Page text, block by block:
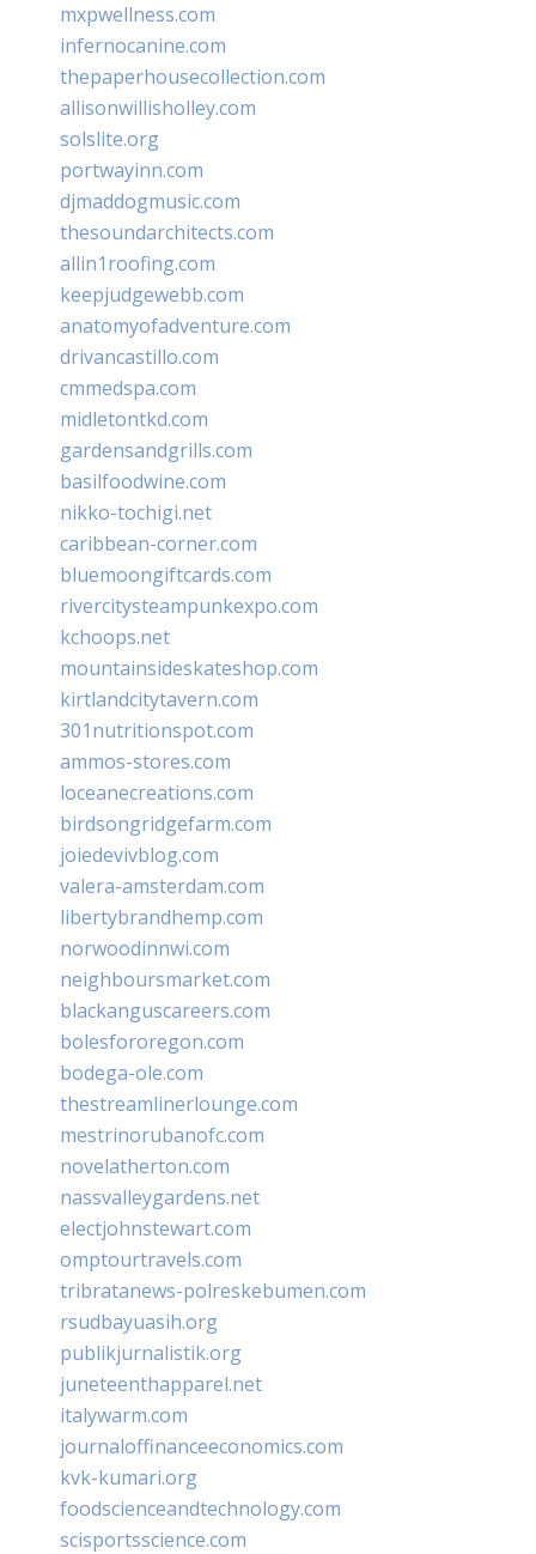
mxpwellness.com
infernocanine.com
thepaperhousecollection.com
allisonwillisholley.com
solslite.org
portwayinn.com
djmaddogmusic.com
thesoundarchitects.com
allin1roofing.com
keepjudgewebb.com
anatomyofadventure.com
drivancastillo.com
cmmedspa.com
midletontkd.com
gardensandgrills.com
basilfoodwine.com
nikko-tochigi.net
caribbean-corner.com
bluemoongiftcards.com
rivercitysteampunkexpo.com
kchoops.net
mountainsideskateshop.com
kirtlandcitytavern.com
301nutritionspot.com
ammos-stores.com
loceanecreations.com
birdsongridgefarm.com
joiedevivblog.com
valera-amsterdam.com
libertybrandhemp.com
norwoodinnwi.com
neighboursmarket.com
blackanguscareers.com
bolesfororegon.com
bodega-ole.com
thestreamlinerlounge.com
mestrinorubanofc.com
novelatherton.com
nassvalleygardens.net
electjohnstewart.com
omptourtravels.com
tribratanews-polreskebumen.com
rsudbayuasih.org
publikjurnalistik.org
juneteenthapparel.net
italywarm.com
journaloffinanceeconomics.com
kvk-kumari.org
foodscienceandtechnology.com
scisportsscience.com